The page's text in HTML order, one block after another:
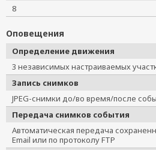
8
Оповещения
Определение движения
3 независимых настраиваемых
Запись снимков
JPEG-снимки до/во время/после
Передача снимков события
Автоматическая передача
Email или по протоколу FTP